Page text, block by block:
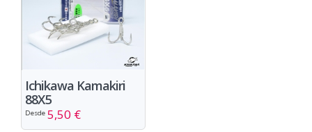
Ichikawa Kamakiri
88X5
Desde 5,50 €